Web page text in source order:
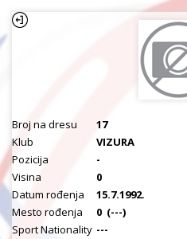
Broj na dresu
17
Klub
VIZURA
Pozicija
-
Visina
0
Datum rođenja
15.7.1992.
Mesto rođenja
0 (---)
Sport Nationality ---